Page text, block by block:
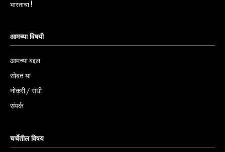
भारताचा !
आमच्या विषयी
आमच्या बद्दल
सोबत या
नोकरी / संधी
संपर्क
चर्चेतील विषय